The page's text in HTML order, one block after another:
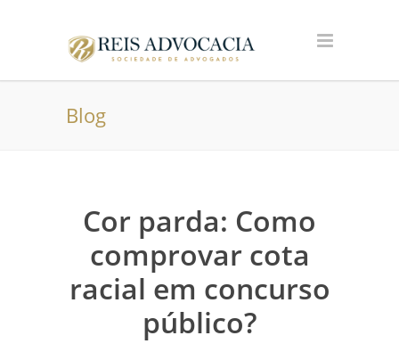
Blog
Cor parda: Como
comprovar cota
racial em concurso
público?